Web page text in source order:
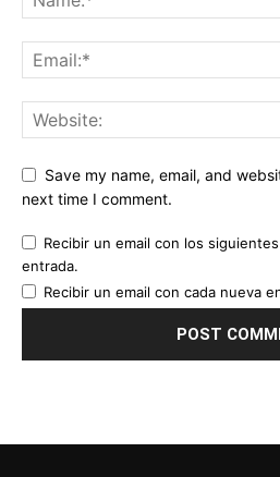
Save my name, email, and
next time I comment.
Recibir un email con los
entrada.
Recibir un email con cada nueva